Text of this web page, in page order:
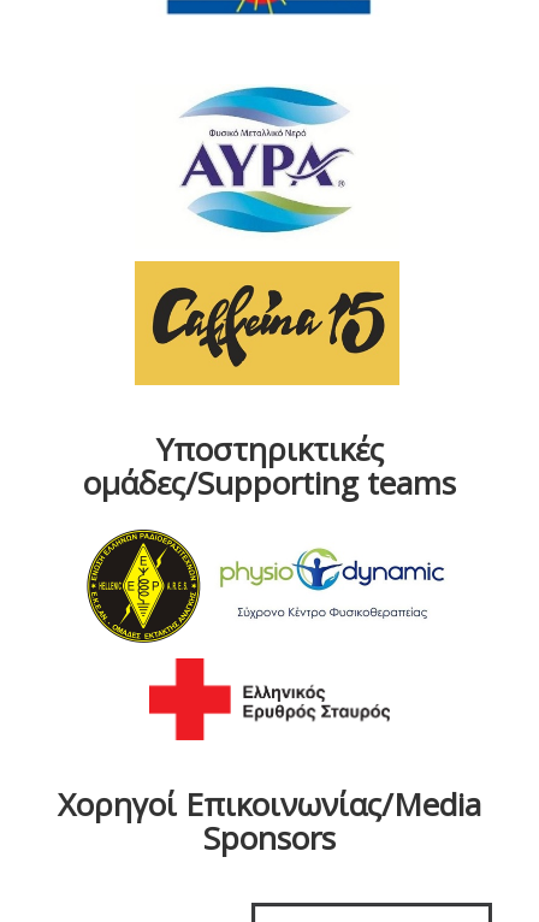
Υποστηρικτικές
ομάδες/Supporting teams
Χορηγοί Επικοινωνίας/Media
Sponsors